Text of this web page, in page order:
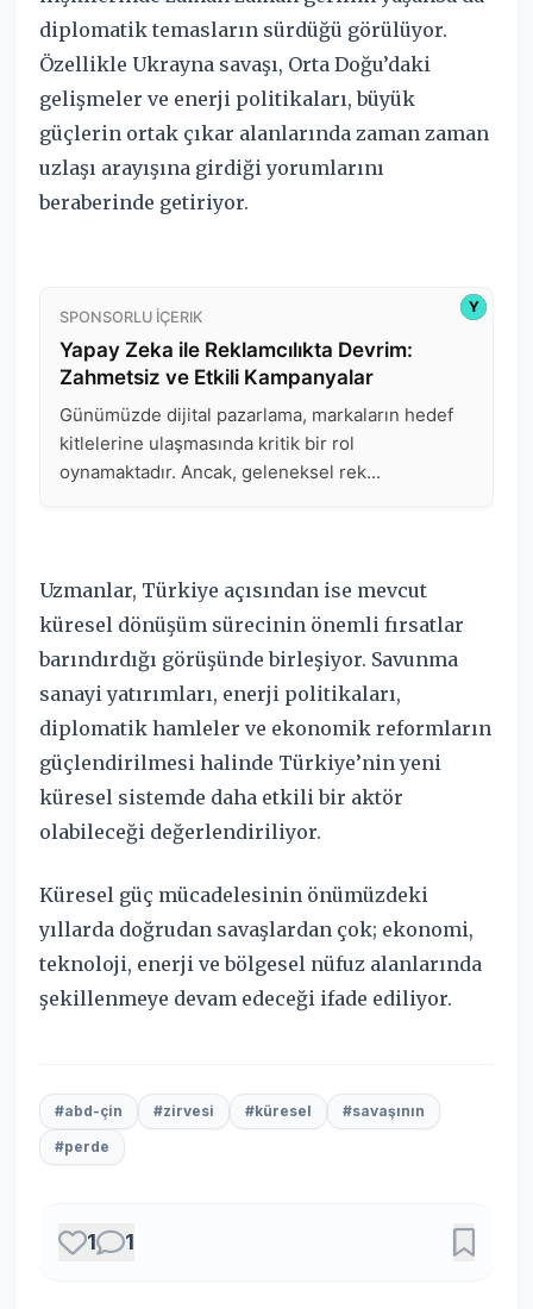
diplomatik temasların sürdüğü görülüyor.
Özellikle Ukrayna savaşı, Orta Doğu’daki
gelişmeler ve enerji politikaları, büyük
güçlerin ortak çıkar alanlarında zaman zaman
uzlaşı arayışına girdiği yorumlarını
beraberinde getiriyor.
Uzmanlar, Türkiye açısından ise mevcut
küresel dönüşüm sürecinin önemli fırsatlar
barındırdığı görüşünde birleşiyor. Savunma
sanayi yatırımları, enerji politikaları,
diplomatik hamleler ve ekonomik reformların
güçlendirilmesi halinde Türkiye’nin yeni
küresel sistemde daha etkili bir aktör
olabileceği değerlendiriliyor.
Küresel güç mücadelesinin önümüzdeki
yıllarda doğrudan savaşlardan çok; ekonomi,
teknoloji, enerji ve bölgesel nüfuz alanlarında
şekillenmeye devam edeceği ifade ediliyor.
#abd-çin #zirvesi #küresel
#savaşının
#perde
1 1